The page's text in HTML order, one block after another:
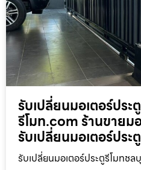
รับเปลี่ยนมอเตอร์ประ
รีโมท.com ร้านขายม
รับเปลี่ยนมอเตอร์ประ
รับเปลี่ยนมอเตอร์ประตูรีโมทชล